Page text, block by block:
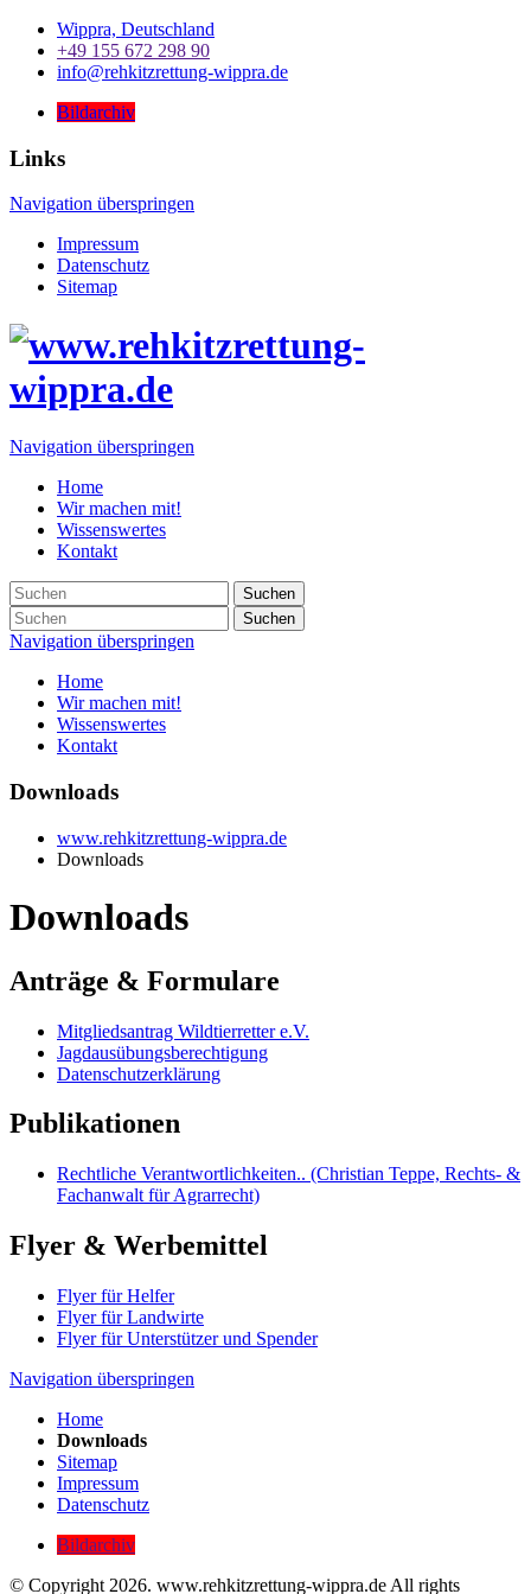
Wippra, Deutschland
+49 155 672 298 90
info@rehkitzrettung-wippra.de
Bildarchiv
Links
Navigation überspringen
Impressum
Datenschutz
Sitemap
Navigation überspringen
Home
Wir machen mit!
Wissenswertes
Kontakt
Suchen
Suchen
Navigation überspringen
Home
Wir machen mit!
Wissenswertes
Kontakt
Downloads
www.rehkitzrettung-wippra.de
Downloads
Downloads
Anträge & Formulare
Mitgliedsantrag Wildtierretter e.V.
Jagdausübungsberechtigung
Datenschutzerklärung
Publikationen
Rechtliche Verantwortlichkeiten.. (Christian Teppe, Rechts- &
Fachanwalt für Agrarrecht)
Flyer & Werbemittel
Flyer für Helfer
Flyer für Landwirte
Flyer für Unterstützer und Spender
Navigation überspringen
Home
Downloads
Sitemap
Impressum
Datenschutz
Bildarchiv
© Copyright 2026. www.rehkitzrettung-wippra.de All rights